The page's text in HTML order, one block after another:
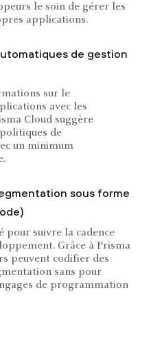
le soin de gérer les
applications.
de gestion
sur le
avec les
Cloud suggère
de
un minimum
sous forme
pour suivre la cadence
Grâce à Prisma
peuvent codifier des
sans pour
de programmation